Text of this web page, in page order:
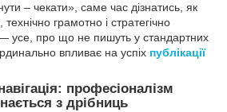
– чекати», саме час дізнатись, як
грамотно і стратегічно
усе, про що не пишуть у стандартних
впливає на успіх публікації
професіоналізм
з дрібниць